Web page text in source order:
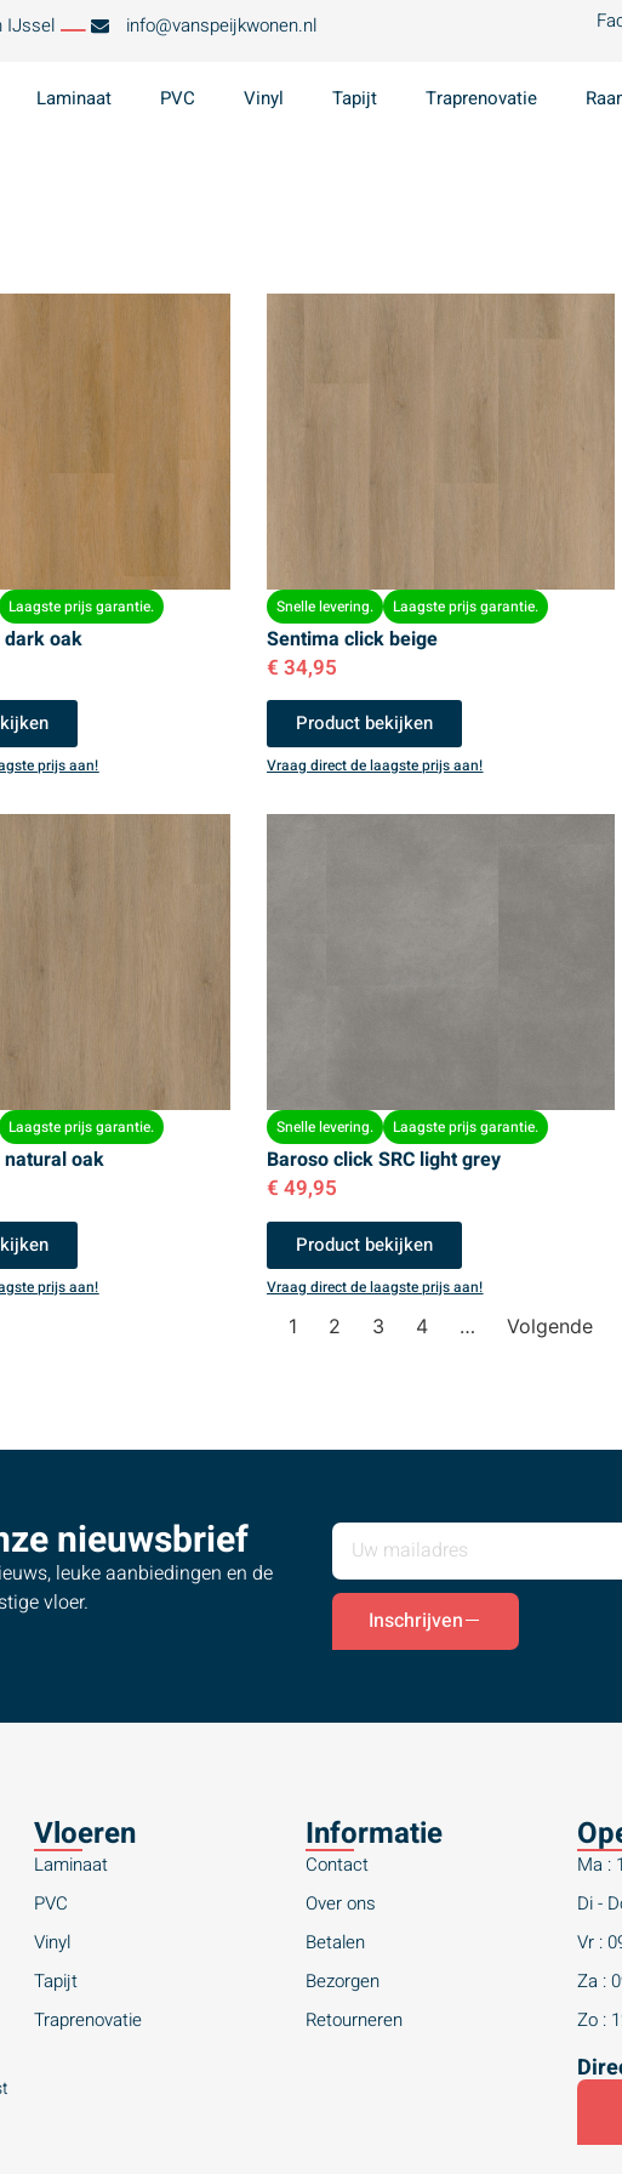
IJssel info@vanspeijkwonen.nl
Laminaat PVC Vinyl Tapijt Traprenovatie
Laagste prijs garantie.
oak
prijs aan!
Snelle levering. Laagste prijs garantie.
Sentima click beige
€ 34,95
Product bekijken
Vraag direct de laagste prijs aan!
Laagste prijs garantie.
oak
prijs aan!
Snelle levering. Laagste prijs garantie.
Baroso click SRC light grey
€ 49,95
Product bekijken
Vraag direct de laagste prijs aan!
1 2 3 4 … Volgende
nieuwsbrief
leuke aanbiedingen en de
vloer.
Inschrijven
Vloeren
Laminaat
PVC
Vinyl
Tapijt
Traprenovatie
Informatie
Contact
Over ons
Betalen
Bezorgen
Retourneren
Ma :
Di -
Vr :
Za :
Zo :